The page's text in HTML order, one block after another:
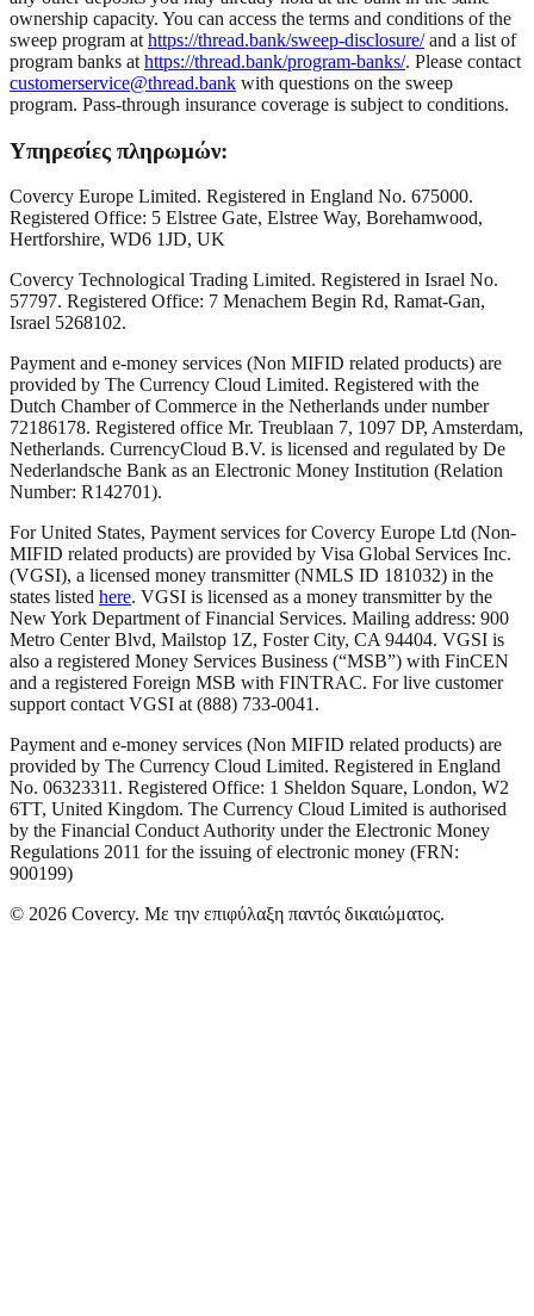
ownership capacity. You can access the terms and conditions of the
sweep program at https://thread.bank/sweep-disclosure/and a list of
program banks at https://thread.bank/program-banks/. Please contact
customerservice@thread.bank with questions on the sweep
program. Pass-through insurance coverage is subject to conditions.
Υπηρεσίες πληρωμών:
Covercy Europe Limited. Registered in England No. 675000.
Registered Office: 5 Elstree Gate, Elstree Way, Borehamwood,
Hertforshire, WD6 1JD, UK
Covercy Technological Trading Limited. Registered in Israel No.
57797. Registered Office: 7 Menachem Begin Rd, Ramat-Gan,
Israel 5268102.
Payment and e-money services (Non MIFID related products) are
provided by The Currency Cloud Limited. Registered with the
Dutch Chamber of Commerce in the Netherlands under number
72186178. Registered office Mr. Treublaan 7, 1097 DP, Amsterdam,
Netherlands. CurrencyCloud B.V. is licensed and regulated by De
Nederlandsche Bank as an Electronic Money Institution (Relation
Number: R142701).
For United States, Payment services for Covercy Europe Ltd (Non-
MIFID related products) are provided by Visa Global Services Inc.
(VGSI), a licensed money transmitter (NMLS ID 181032) in the
states listed here. VGSI is licensed as a money transmitter by the
New York Department of Financial Services. Mailing address: 900
Metro Center Blvd, Mailstop 1Z, Foster City, CA 94404. VGSI is
also a registered Money Services Business (“MSB”) with FinCEN
and a registered Foreign MSB with FINTRAC. For live customer
support contact VGSI at (888) 733-0041.
Payment and e-money services (Non MIFID related products) are
provided by The Currency Cloud Limited. Registered in England
No. 06323311. Registered Office: 1 Sheldon Square, London, W2
6TT, United Kingdom. The Currency Cloud Limited is authorised
by the Financial Conduct Authority under the Electronic Money
Regulations 2011 for the issuing of electronic money (FRN:
900199)
© 2026 Covercy. Με την επιφύλαξη παντός δικαιώματος.